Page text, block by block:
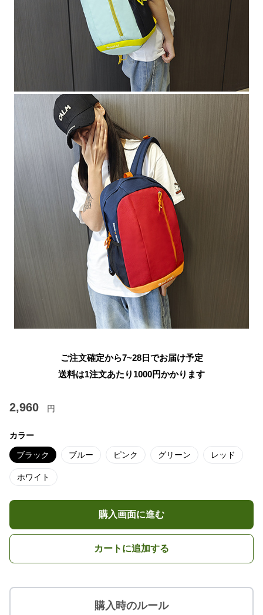
ご注文確定から7~28日でお届け予定
送料は1注文あたり 1000円かかります
2,960 円
カラー
ブラック ブルー ピンク グリーン レッド
ホワイト
購入画面に進む
カートに追加する
購入時のルール